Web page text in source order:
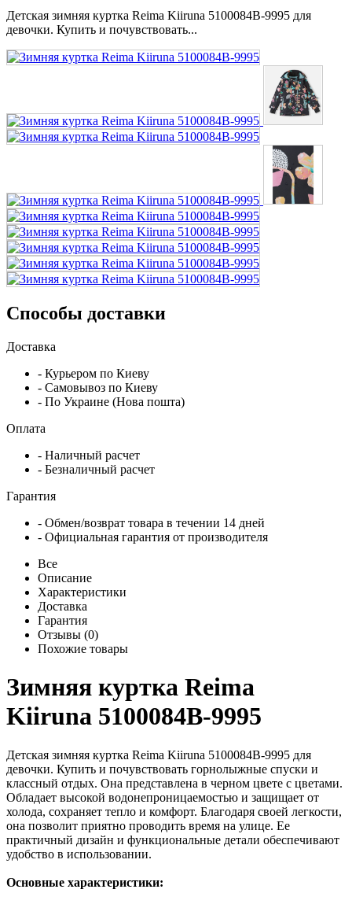
Детская зимняя куртка Reima Kiiruna 5100084B-9995 для
девочки. Купить и почувствовать...
Способы доставки
Доставка
- Курьером по Киеву
- Самовывоз по Киеву
- По Украине (Нова пошта)
Оплата
- Наличный расчет
- Безналичный расчет
Гарантия
- Обмен/возврат товара в течении 14 дней
- Официальная гарантия от производителя
Все
Описание
Характеристики
Доставка
Гарантия
Отзывы (0)
Похожие товары
Зимняя куртка Reima
Kiiruna 5100084B-9995
Детская зимняя куртка Reima Kiiruna 5100084B-9995 для
девочки. Купить и почувствовать горнолыжные спуски и
классный отдых. Она представлена в черном цвете с цветами.
Обладает высокой водонепроницаемостью и защищает от
холода, сохраняет тепло и комфорт. Благодаря своей легкости,
она позволит приятно проводить время на улице. Ее
практичный дизайн и функциональные детали обеспечивают
удобство в использовании.
Основные характеристики: